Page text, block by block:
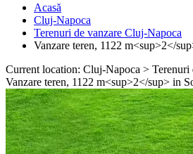
Acasă
Cluj-Napoca
Terenuri de vanzare Cluj-Napoca
Vanzare teren, 1122 m<sup>2</
Current location: Cluj-Napoca >
Vanzare teren, 1122 m<sup>2</sup> in